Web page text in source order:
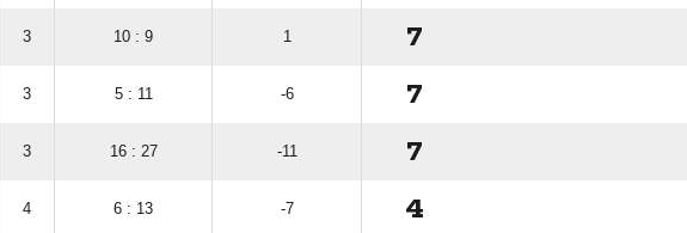
3 10 : 9 1 7
3 5 : 11 -6 7
3 16 : 27 -11 7
4 6 : 13 -7 4